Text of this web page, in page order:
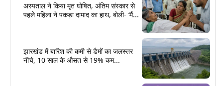
अस्पताल ने किया मृत घोषित, अंतिम संस्कार से
पहले महिला ने पकड़ा दामाद का हाथ, बोली- ‘मैं...
झारखंड में बारिश की कमी से डैमों का जलस्तर
नीचे, 10 साल के औसत से 19% कम...